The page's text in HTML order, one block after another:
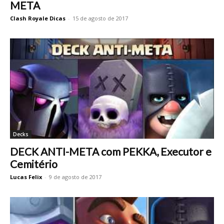
META
Clash Royale Dicas - 15 de agosto de 2017
Decks
DECK ANTI-META com PEKKA, Executor e
Cemitério
Lucas Felix - 9 de agosto de 2017